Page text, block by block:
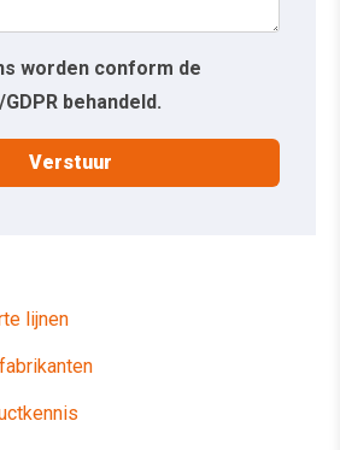
worden conform de
behandeld.
lijnen